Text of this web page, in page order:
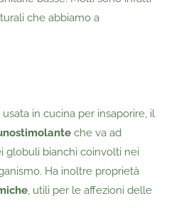
che abbiamo a
in cucina per insaporire, il
che va ad
globuli bianchi coinvolti nei
Ha inoltre proprietà
, utili per le affezioni delle